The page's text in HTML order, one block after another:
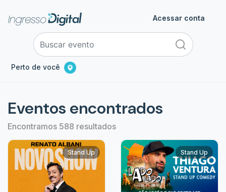
Perto de você
Acessar conta
Eventos encontrados
Encontramos 588 resultados
Stand Up Stand Up